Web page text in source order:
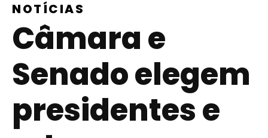
NOTÍCIAS
Câmara e
Senado elegem
presidentes e